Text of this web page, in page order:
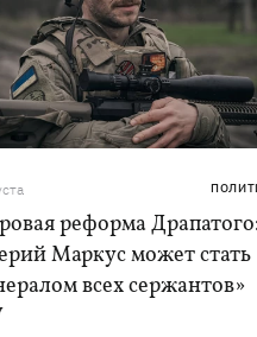
реформа Драпатого:
Маркус может стать
всех сержантов»